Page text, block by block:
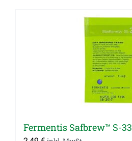
Fermentis Safbrew™ S-33